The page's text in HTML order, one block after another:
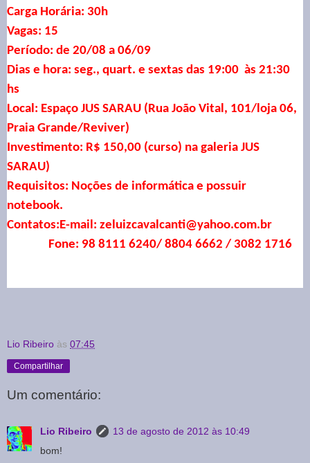
Carga Horária: 30h
Vagas: 15
Período: de 20/08 a 06/09
Dias e hora: seg., quart. e sextas das 19:00 às 21:30
hs
Local: Espaço JUS SARAU (Rua João Vital, 101/loja 06,
Praia Grande/Reviver)
Investimento: R$ 150,00 (curso) na galeria JUS
SARAU)
Requisitos: Noções de informática e possuir
notebook.
Contatos:E-mail: zeluizcavalcanti@yahoo.com.br
Fone: 98 8111 6240/ 8804 6662 / 3082 1716
Lio Ribeiro às 07:45
Compartilhar
Um comentário:
Lio Ribeiro
13 de agosto de 2012 às 10:49
bom!